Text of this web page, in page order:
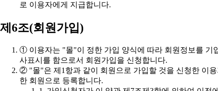
로 이용자에게 지급합니다.
제6조(회원가입)
사표시를 함으로서 회원가입을 신청합니다.
한 회원으로 등록합니다.